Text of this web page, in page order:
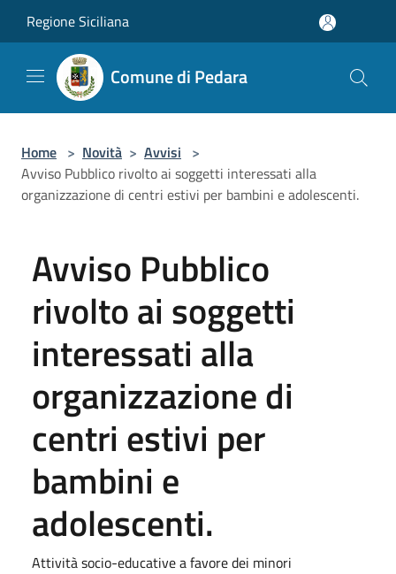
Regione Siciliana
Comune di Pedara
Home > Novità > Avvisi >
Avviso Pubblico rivolto ai soggetti interessati alla
organizzazione di centri estivi per bambini e adolescenti.
Avviso Pubblico
rivolto ai soggetti
interessati alla
organizzazione di
centri estivi per
bambini e
adolescenti.
Attività socio-educative a favore dei minori